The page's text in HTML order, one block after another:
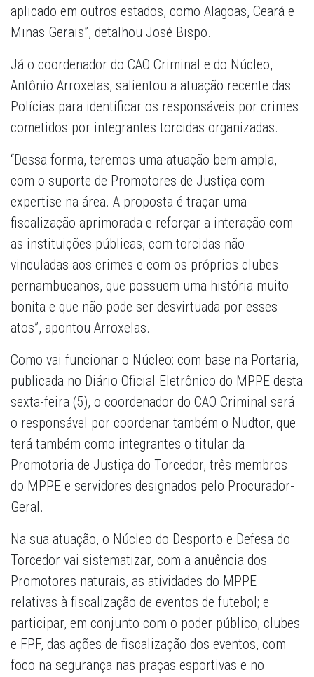
aplicado em outros estados, como Alagoas, Ceará e
Minas Gerais”, detalhou José Bispo.
Já o coordenador do CAO Criminal e do Núcleo,
Antônio Arroxelas, salientou a atuação recente das
Polícias para identificar os responsáveis por crimes
cometidos por integrantes torcidas organizadas.
“Dessa forma, teremos uma atuação bem ampla,
com o suporte de Promotores de Justiça com
expertise na área. A proposta é traçar uma
fiscalização aprimorada e reforçar a interação com
as instituições públicas, com torcidas não
vinculadas aos crimes e com os próprios clubes
pernambucanos, que possuem uma história muito
bonita e que não pode ser desvirtuada por esses
atos”, apontou Arroxelas.
Como vai funcionar o Núcleo: com base na Portaria,
publicada no Diário Oficial Eletrônico do MPPE desta
sexta-feira (5), o coordenador do CAO Criminal será
o responsável por coordenar também o Nudtor, que
terá também como integrantes o titular da
Promotoria de Justiça do Torcedor, três membros
do MPPE e servidores designados pelo Procurador-
Geral.
Na sua atuação, o Núcleo do Desporto e Defesa do
Torcedor vai sistematizar, com a anuência dos
Promotores naturais, as atividades do MPPE
relativas à fiscalização de eventos de futebol; e
participar, em conjunto com o poder público, clubes
e FPF, das ações de fiscalização dos eventos, com
foco na segurança nas praças esportivas e no